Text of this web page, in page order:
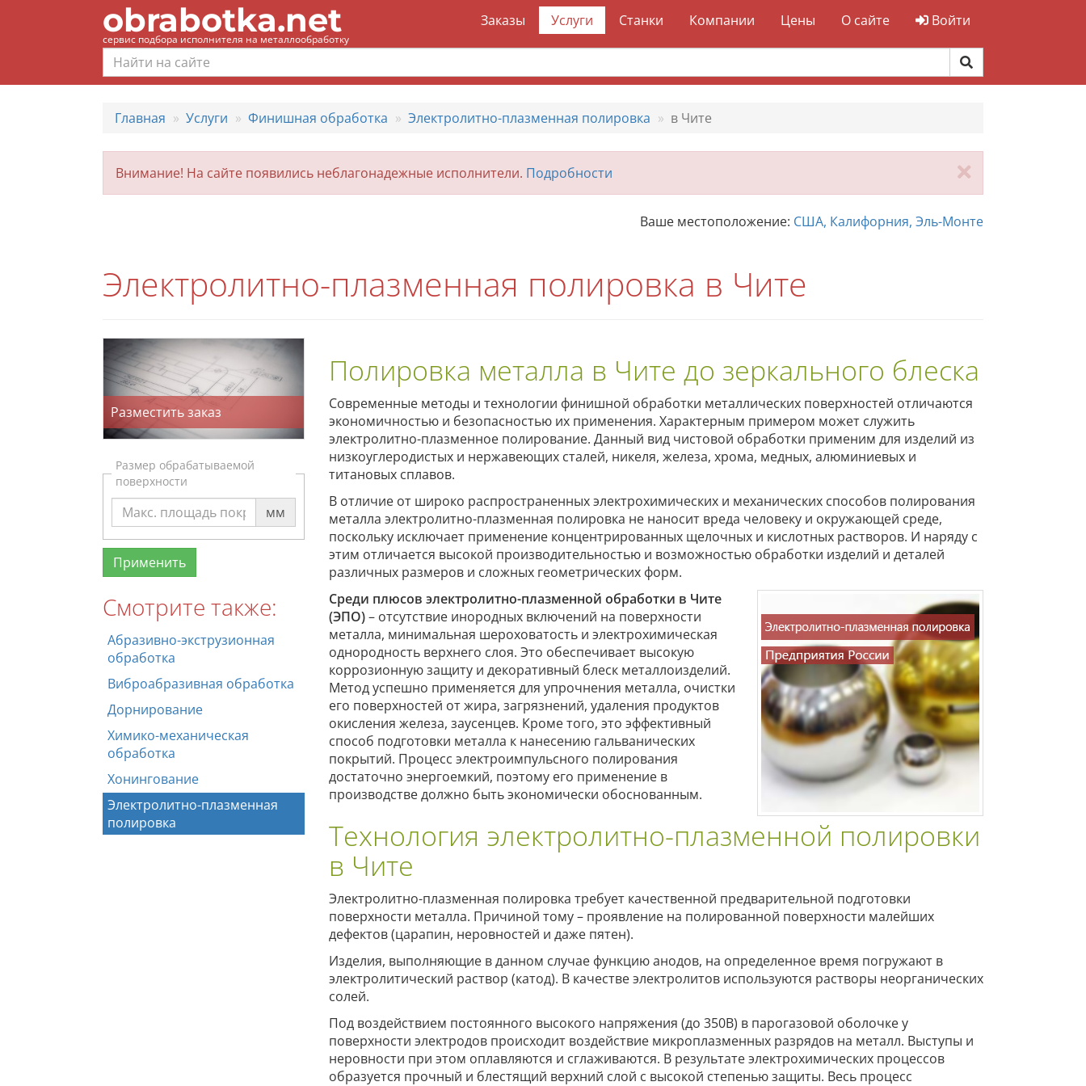
obrabotka.net
сервис подбора исполнителя на металлообработку
Заказы Услуги Станки Компании Цены О сайте Войти
Главная Услуги Финишная обработка Электролитно-плазменная полировка в Чите
Внимание! На сайте появились неблагонадежные исполнители. Подробности
Ваше местоположение: США, Калифорния, Эль-Монте
Электролитно-плазменная полировка в Чите
Разместить заказ
Размер обрабатываемой
поверхности
мм
Смотрите также:
Абразивно-экструзионная
обработка
Виброабразивная обработка
Дорнирование
Химико-механическая
обработка
Хонингование
Электролитно-плазменная
полировка
Полировка металла в Чите до зеркального блеска
Современные методы и технологии финишной обработки металлических поверхностей отличаются
экономичностью и безопасностью их применения. Характерным примером может служить
электролитно-плазменное полирование. Данный вид чистовой обработки применим для изделий из
низкоуглеродистых и нержавеющих сталей, никеля, железа, хрома, медных, алюминиевых и
титановых сплавов.
В отличие от широко распространенных электрохимических и механических способов полирования
металла электролитно-плазменная полировка не наносит вреда человеку и окружающей среде,
поскольку исключает применение концентрированных щелочных и кислотных растворов. И наряду с
этим отличается высокой производительностью и возможностью обработки изделий и деталей
различных размеров и сложных геометрических форм.
Среди плюсов электролитно-плазменной обработки в Чите
(ЭПО)– отсутствие инородных включений на поверхности
металла, минимальная шероховатость и электрохимическая
однородность верхнего слоя. Это обеспечивает высокую
коррозионную защиту и декоративный блеск металлоизделий.
Метод успешно применяется для упрочнения металла, очистки
его поверхностей от жира, загрязнений, удаления продуктов
окисления железа, заусенцев. Кроме того, это эффективный
способ подготовки металла к нанесению гальванических
покрытий. Процесс электроимпульсного полирования
достаточно энергоемкий, поэтому его применение в
производстве должно быть экономически обоснованным.
Технология электролитно-плазменной полировки
в Чите
Электролитно-плазменная полировка требует качественной предварительной подготовки
поверхности металла. Причиной тому – проявление на полированной поверхности малейших
дефектов (царапин, неровностей и даже пятен).
Изделия, выполняющие в данном случае функцию анодов, на определенное время погружают в
электролитический раствор (катод). В качестве электролитов используются растворы неорганических
солей.
Под воздействием постоянного высокого напряжения (до 350В) в парогазовой оболочке у
поверхности электродов происходит воздействие микроплазменных разрядов на металл. Выступы и
неровности при этом оплавляются и сглаживаются. В результате электрохимических процессов
образуется прочный и блестящий верхний слой с высокой степенью защиты. Весь процесс